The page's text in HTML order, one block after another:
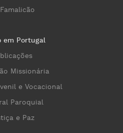
em Portugal
Missionária
e Vocacional
Paroquial
e Paz